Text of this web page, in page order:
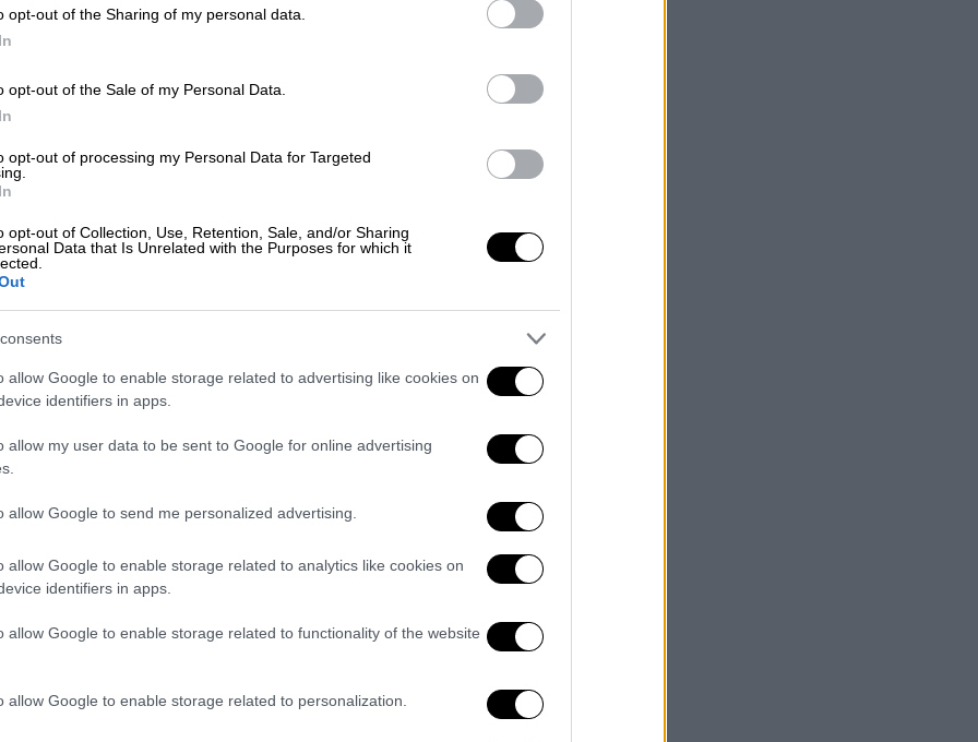
opt-out of the Sharing of my personal data.
opt-out of the Sale of my Personal Data.
opt-out of processing my Personal Data for Targeted
opt-out of Collection, Use, Retention, Sale, and/or Sharing
Data that Is Unrelated with the Purposes for which it
allow Google to enable storage related to advertising like cookies on
identifiers in apps.
allow my user data to be sent to Google for online advertising
allow Google to send me personalized advertising.
allow Google to enable storage related to analytics like cookies on
identifiers in apps.
allow Google to enable storage related to functionality of the website
allow Google to enable storage related to personalization.
το ΕΘΝΟΣ στη Google
τελικός τουCopa del Reyμεταξύ της
μεταδοθεί ζωντανά από το
μέσω του YouTube.
σενάρια: «Δεν σκεφτήκαμε ποτέ να
del Rey»
κίνηση για την μετάδοση του
με τον δημοφιλή Έλληνα ράπερ
και την έντονη σκηνική - κριτική του
περιγραφή του αγώνα.